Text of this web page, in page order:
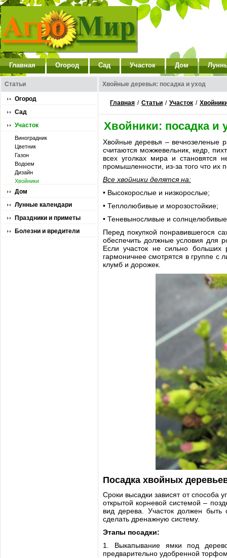
Главная Огород Сад Участок Дом
Статьи
Огород
Сад
Участок
Виноградник
Цветник
Газон
Водоем
Дизайн
Хвойники
Дом
Лунные календари
Праздники и приметы
Болезни и вредители
Хвойные деревья: посадка и уход
Главная / Статьи / Участок /
Хвойники: посадка и
Хвойные деревья – вечнозеленые
считаются можжевельник, кедр,
всех уголках мира и становятся
промышленности, из-за того что их
Все хвойники делятся на:
• Высокорослые и низкорослые;
• Теплолюбивые и морозостойкие;
• Теневыносливые и
Перед покупкой понравившегося
обеспечить должные условия для
Если участок не сильно больших
гармоничнее смотрятся в группе
клумб и дорожек.
Посадка хвойных
Сроки высадки зависят от способа
открытой корневой системой –
вид дерева. Участок должен
сделать дренажную систему.
Этапы посадки:
1. Выкапывание ямки под
предварительно удобренной